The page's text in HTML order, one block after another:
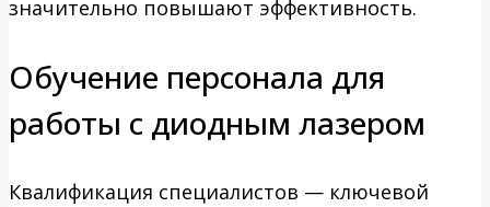
значительно повышают эффективность.
Обучение персонала для
работы с диодным лазером
Квалификация специалистов — ключевой